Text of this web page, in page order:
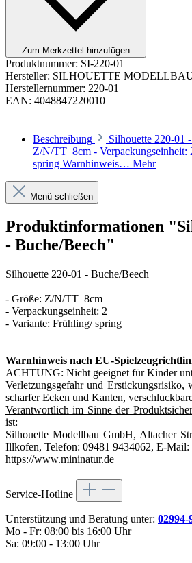
Zum Merkzettel hinzufügen
Produktnummer: SI-220-01
Hersteller: SILHOUETTE
Herstellernummer: 220-01
EAN: 4048847220010
Beschreibung
Silhouette 220-01
Z/N/TT 8cm - Verpackungseinheit:
spring Warnhinweis… Mehr
Menü schließen
Produktinformationen
- Buche/Beech"
Silhouette 220-01 - Buche/Beech
- Größe: Z/N/TT 8cm
- Verpackungseinheit: 2
- Variante: Frühling/ spring
Warnhinweis nach EU-
ACHTUNG: Nicht geeignet für Kinder
Verletzungsgefahr und Erstickungsrisiko,
scharfer Ecken und Kanten,
Verantwortlich im Sinne der
ist:
Silhouette Modellbau GmbH, Altacher
Illkofen, Telefon: 09481 9434062, E-Mail:
https://www.mininatur.de
Service-Hotline
Unterstützung und Beratung unter: 02994-
Mo - Fr: 08:00 bis 16:00 Uhr
Sa: 09:00 - 13:00 Uhr